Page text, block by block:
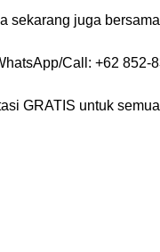
sekarang juga
Call: +62 852-
GRATIS untuk